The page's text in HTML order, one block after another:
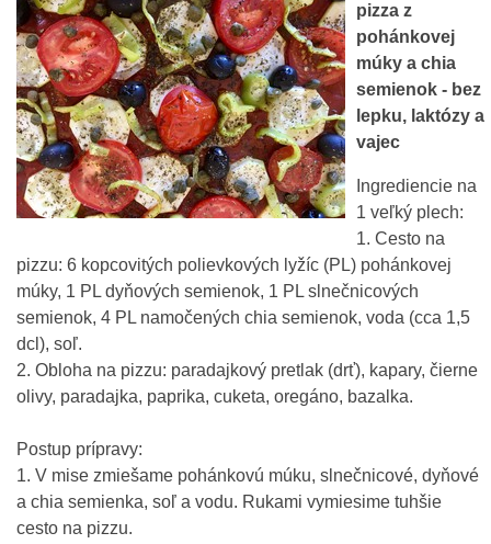
pizza z
pohánkovej
múky a chia
semienok - bez
lepku, laktózy a
vajec
Ingrediencie na
1 veľký plech:
1. Cesto na
pizzu: 6 kopcovitých polievkových lyžíc (PL) pohánkovej
múky, 1 PL dyňových semienok, 1 PL slnečnicových
semienok, 4 PL namočených chia semienok, voda (cca 1,5
dcl), soľ.
2. Obloha na pizzu: paradajkový pretlak (drť), kapary, čierne
olivy, paradajka, paprika, cuketa, oregáno, bazalka.
Postup prípravy:
1. V mise zmiešame pohánkovú múku, slnečnicové, dyňové
a chia semienka, soľ a vodu. Rukami vymiesime tuhšie
cesto na pizzu.